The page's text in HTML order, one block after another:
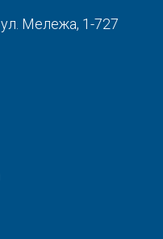
ул. Мележа, 1-727